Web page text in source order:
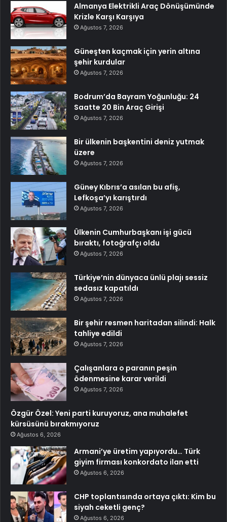
Almanya Elektrikli Araç Dönüşümünde
Krizle Karşı Karşıya
Ağustos 7, 2026
Güneşten kaçmak için yerin altına
şehir kurdular
Ağustos 7, 2026
Bodrum’da Bayram Yoğunluğu: 24
Saatte 20 Bin Araç Girişi
Ağustos 7, 2026
Bir ülkenin başkentini deniz yutmak
üzere
Ağustos 7, 2026
Güney Kıbrıs’a asılan bu afiş,
Lefkoşa’yı karıştırdı
Ağustos 7, 2026
Ülkenin Cumhurbaşkanı işi gücü
bıraktı, fotoğrafçı oldu
Ağustos 7, 2026
Türkiye’nin dünyaca ünlü plajı sessiz
sedasız kapatıldı
Ağustos 7, 2026
Bir şehir resmen haritadan silindi: Halk
tahliye edildi
Ağustos 7, 2026
Çalışanlara o paranın peşin
ödenmesine karar verildi
Ağustos 7, 2026
Özgür Özel: Yeni parti kuruyoruz, ana muhalefet
kürsüsünü bırakmıyoruz
Ağustos 6, 2026
Armani’ye üretim yapıyordu… Türk
giyim firması konkordato ilan etti
Ağustos 6, 2026
CHP toplantısında ortaya çıktı: Kim bu
siyah ceketli genç?
Ağustos 6, 2026